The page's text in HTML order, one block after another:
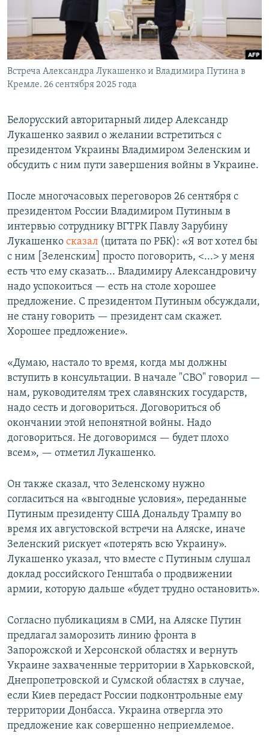
Встреча Александра Лукашенко и Владимира Путина в
Кремле. 26 сентября 2025 года
Белорусский авторитарный лидер Александр
Лукашенко заявил о желании встретиться с
президентом Украины Владимиром Зеленским и
обсудить с ним пути завершения войны в Украине.
После многочасовых переговоров 26 сентября с
президентом России Владимиром Путиным в
интервью сотруднику ВГТРК Павлу Зарубину
Лукашенко сказал (цитата по РБК): «Я вот хотел бы
с ним [Зеленским] просто поговорить, <...> у меня
есть что ему сказать... Владимиру Александровичу
надо успокоиться — есть на столе хорошее
предложение. С президентом Путиным обсуждали,
не стану говорить — президент сам скажет.
Хорошее предложение».
«Думаю, настало то время, когда мы должны
вступить в консультации. В начале "СВО" говорил —
нам, руководителям трех славянских государств,
надо сесть и договориться. Договориться об
окончании этой непонятной войны. Надо
договориться. Не договоримся — будет плохо
всем», — отметил Лукашенко.
Он также сказал, что Зеленскому нужно
согласиться на «выгодные условия», переданные
Путиным президенту США Дональду Трампу во
время их августовской встречи на Аляске, иначе
Зеленский рискует «потерять всю Украину».
Лукашенко указал, что вместе с Путиным слушал
доклад российского Генштаба о продвижении
армии, которую дальше «будет трудно остановить».
Согласно публикациям в СМИ, на Аляске Путин
предлагал заморозить линию фронта в
Запорожской и Херсонской областях и вернуть
Украине захваченные территории в Харьковской,
Днепропетровской и Сумской областях в случае,
если Киев передаст России подконтрольные ему
территории Донбасса. Украина отвергла это
предложение как совершенно неприемлемое.